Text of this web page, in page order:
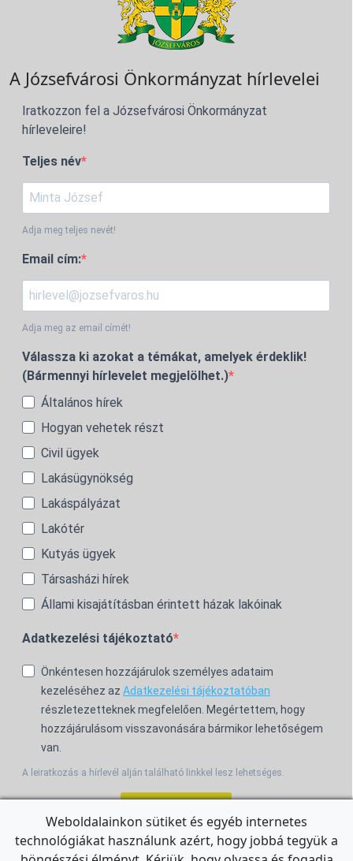
A Józsefvárosi Önkormányzat hírlevelei
Iratkozzon fel a Józsefvárosi Önkormányzat
hírleveleire!
Teljes név
Adja meg teljes nevét!
Email cím:
Adja meg az email címét!
Válassza ki azokat a témákat, amelyek érdeklik!
(Bármennyi hírlevelet megjelölhet.)
Általános hírek
Hogyan vehetek részt
Civil ügyek
Lakásügynökség
Lakáspályázat
Lakótér
Kutyás ügyek
Társasházi hírek
Állami kisajátításban érintett házak lakóinak
Adatkezelési tájékoztató
Önkéntesen hozzájárulok személyes adataim
kezeléséhez az Adatkezelési tájékoztatóban
részletezetteknek megfelelően. Megértettem, hogy
hozzájárulásom visszavonására bármikor lehetőségem
van.
A leiratkozás a hírlevél alján található linkkel lesz lehetséges.
For the English Newsletter, clickHERE.
Weboldalainkon sütiket és egyéb internetes
technológiákat használunk azért, hogy jobbá tegyük a